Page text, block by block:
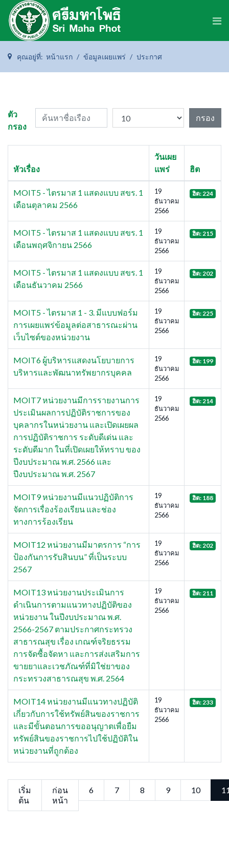
คุณอยู่ที่: หน้าแรก ข้อมูลเผยแพร่ ประกาศ
ตัว
กรอง
ค้นหาชื่อเรือง แสดง # กรอง
หัวเรื่อง
วันเผย
แพร่
ฮิต
MOIT5 - ไตรมาส 1 แสดงแบบ สขร. 1
เดือนตุลาคม 2566
19
ธันวาคม
2566
ฮิต: 224
MOIT5 - ไตรมาส 1 แสดงแบบ สขร. 1
เดือนพฤศจิกายน 2566
19
ธันวาคม
2566
ฮิต: 215
MOIT5 - ไตรมาส 1 แสดงแบบ สขร. 1
เดือนธันวาคม 2566
19
ธันวาคม
2566
ฮิต: 202
MOIT5 - ไตรมาส 1 - 3. มีแบบฟอร์ม
การเผยแพร่ข้อมูลต่อสาธารณะผ่าน
เว็บไซต์ของหน่วยงาน
19
ธันวาคม
2566
ฮิต: 225
MOIT6 ผู้บริหารแสดงนโยบายการ
บริหารและพัฒนาทรัพยากรบุคคล
19
ธันวาคม
2566
ฮิต: 199
MOIT7 หน่วยงานมีการรายงานการ
ประเมินผลการปฏิบัติราชการของ
บุคลากรในหน่วยงาน และเปิดเผยผล
การปฏิบัติราชการ ระดับดีเด่น และ
ระดับดีมาก ในที่เปิดเผยให้ทราบ ของ
ปีงบประมาณ พ.ศ. 2566 และ
ปีงบประมาณ พ.ศ. 2567
19
ธันวาคม
2566
ฮิต: 214
MOIT9 หน่วยงานมีแนวปฏิบัติการ
จัดการเรื่องร้องเรียน และช่อง
ทางการร้องเรียน
19
ธันวาคม
2566
ฮิต: 188
MOIT12 หน่วยงานมีมาตรการ “การ
ป้องกันการรับสินบน” ที่เป็นระบบ
2567
19
ธันวาคม
2566
ฮิต: 202
MOIT13 หน่วยงานประเมินการ
ดำเนินการตามแนวทางปฏิบัติของ
หน่วยงาน ในปีงบประมาณ พ.ศ.
2566-2567 ตามประกาศกระทรวง
สาธารณสุข เรื่อง เกณฑ์จริยธรรม
การจัดซื้อจัดหา และการส่งเสริมการ
ขายยาและเวชภัณฑ์ที่มิใช่ยาของ
กระทรวงสาธารณสุข พ.ศ. 2564
19
ธันวาคม
2566
ฮิต: 211
MOIT14 หน่วยงานมีแนวทางปฏิบัติ
เกี่ยวกับการใช้ทรัพย์สินของราชการ
และมีขั้นตอนการขออนุญาตเพื่อยืม
ทรัพย์สินของราชการไปใช้ปฏิบัติใน
หน่วยงานที่ถูกต้อง
19
ธันวาคม
2566
ฮิต: 233
เริ่ม
ต้น
ก่อน
หน้า
6 7 8 9 10